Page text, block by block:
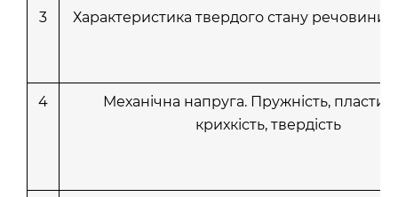
3 Характеристика твердого стану речовини.
4
Механічна напруга. Пружність,
крихкість, твердість